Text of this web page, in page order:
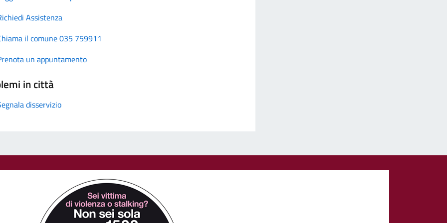
Assistenza
il comune 035 759911
un appuntamento
in città
disservizio